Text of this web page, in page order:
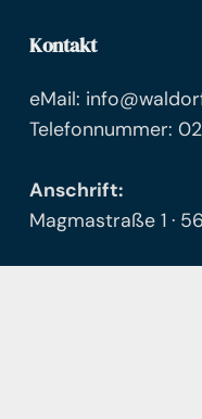
Kontakt
eMail:
Telefonnummer:
Anschrift:
Magmastraße 1 ·